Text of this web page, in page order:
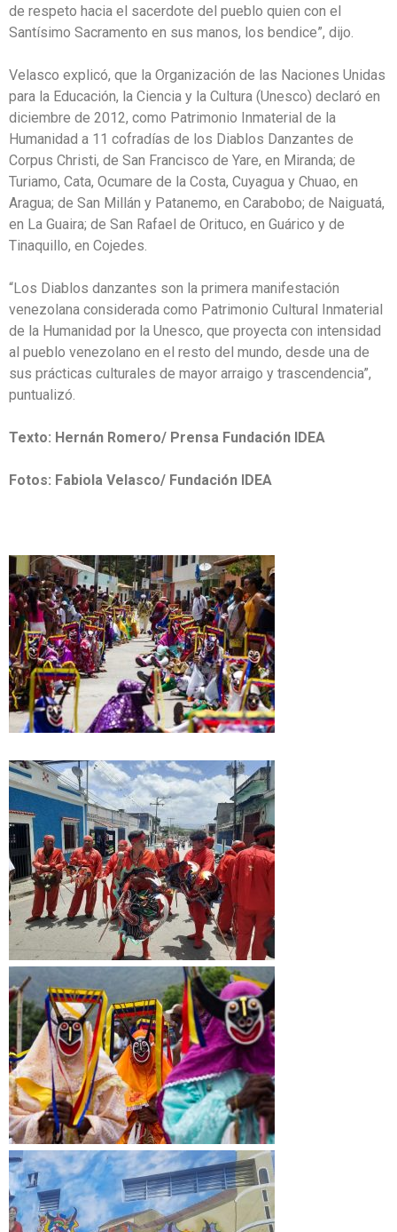
de respeto hacia el sacerdote del pueblo quien con el
Santísimo Sacramento en sus manos, los bendice”, dijo.
Velasco explicó, que la Organización de las Naciones Unidas
para la Educación, la Ciencia y la Cultura (Unesco) declaró en
diciembre de 2012, como Patrimonio Inmaterial de la
Humanidad a 11 cofradías de los Diablos Danzantes de
Corpus Christi, de San Francisco de Yare, en Miranda; de
Turiamo, Cata, Ocumare de la Costa, Cuyagua y Chuao, en
Aragua; de San Millán y Patanemo, en Carabobo; de Naiguatá,
en La Guaira; de San Rafael de Orituco, en Guárico y de
Tinaquillo, en Cojedes.
“Los Diablos danzantes son la primera manifestación
venezolana considerada como Patrimonio Cultural Inmaterial
de la Humanidad por la Unesco, que proyecta con intensidad
al pueblo venezolano en el resto del mundo, desde una de
sus prácticas culturales de mayor arraigo y trascendencia”,
puntualizó.
Texto: Hernán Romero/ Prensa Fundación IDEA
Fotos: Fabiola Velasco/ Fundación IDEA